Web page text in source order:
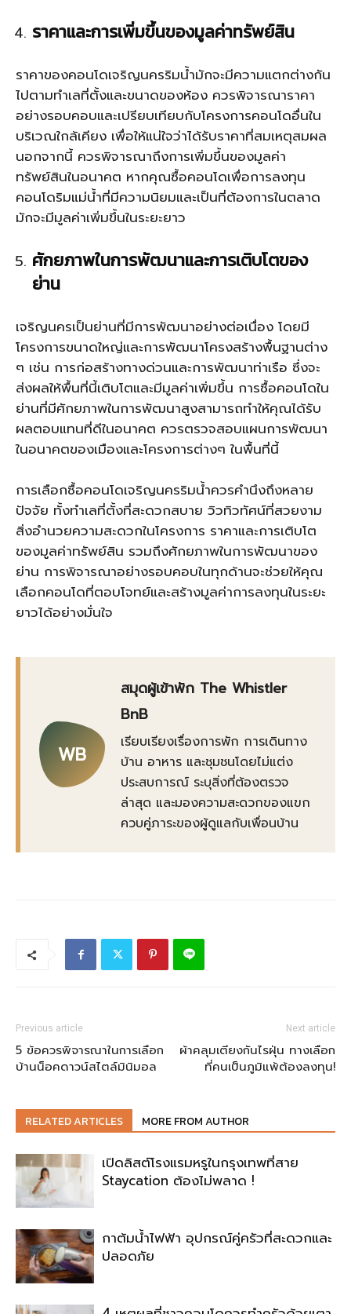
ราคาและการเพิ่มขึ้นของมูลค่าทรัพย์สิน
ราคาของคอนโดเจริญนครริมน้ำมักจะมีความแตกต่างกัน
ไปตามทำเลที่ตั้งและขนาดของห้อง ควรพิจารณาราคา
อย่างรอบคอบและเปรียบเทียบกับโครงการคอนโดอื่นใน
บริเวณใกล้เคียง เพื่อให้แน่ใจว่าได้รับราคาที่สมเหตุสมผล
นอกจากนี้ ควรพิจารณาถึงการเพิ่มขึ้นของมูลค่า
ทรัพย์สินในอนาคต หากคุณซื้อคอนโดเพื่อการลงทุน
คอนโดริมแม่น้ำที่มีความนิยมและเป็นที่ต้องการในตลาด
มักจะมีมูลค่าเพิ่มขึ้นในระยะยาว
ศักยภาพในการพัฒนาและการเติบโตของ
ย่าน
เจริญนครเป็นย่านที่มีการพัฒนาอย่างต่อเนื่อง โดยมี
โครงการขนาดใหญ่และการพัฒนาโครงสร้างพื้นฐานต่าง
ๆ เช่น การก่อสร้างทางด่วนและการพัฒนาท่าเรือ ซึ่งจะ
ส่งผลให้พื้นที่นี้เติบโตและมีมูลค่าเพิ่มขึ้น การซื้อคอนโดใน
ย่านที่มีศักยภาพในการพัฒนาสูงสามารถทำให้คุณได้รับ
ผลตอบแทนที่ดีในอนาคต ควรตรวจสอบแผนการพัฒนา
ในอนาคตของเมืองและโครงการต่างๆ ในพื้นที่นี้
การเลือกซื้อคอนโดเจริญนครริมน้ำควรคำนึงถึงหลาย
ปัจจัย ทั้งทำเลที่ตั้งที่สะดวกสบาย วิวทิวทัศน์ที่สวยงาม
สิ่งอำนวยความสะดวกในโครงการ ราคาและการเติบโต
ของมูลค่าทรัพย์สิน รวมถึงศักยภาพในการพัฒนาของ
ย่าน การพิจารณาอย่างรอบคอบในทุกด้านจะช่วยให้คุณ
เลือกคอนโดที่ตอบโจทย์และสร้างมูลค่าการลงทุนในระยะ
ยาวได้อย่างมั่นใจ
WB
สมุดผู้เข้าพัก The Whistler
BnB
เรียบเรียงเรื่องการพัก การเดินทาง
บ้าน อาหาร และชุมชนโดยไม่แต่ง
ประสบการณ์ ระบุสิ่งที่ต้องตรวจ
ล่าสุด และมองความสะดวกของแขก
ควบคู่ภาระของผู้ดูแลกับเพื่อนบ้าน
Previous article
5 ข้อควรพิจารณาในการเลือก
บ้านน็อคดาวน์สไตล์มินิมอล
Next article
ผ้าคลุมเตียงกันไรฝุ่น ทางเลือก
ที่คนเป็นภูมิแพ้ต้องลงทุน!
RELATED ARTICLES MORE FROM AUTHOR
เปิดลิสต์โรงแรมหรูในกรุงเทพที่สาย
Staycation ต้องไม่พลาด !
กาต้มน้ำไฟฟ้า อุปกรณ์คู่ครัวที่สะดวกและ
ปลอดภัย